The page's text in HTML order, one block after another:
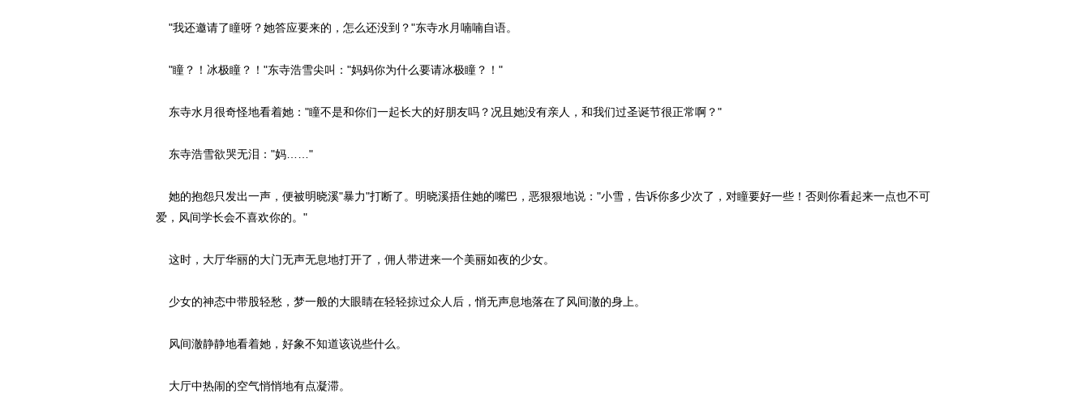
"我还邀请了瞳呀？她答应要来的，怎么还没到？"东寺水月喃喃自语。
"瞳？！冰极瞳？！"东寺浩雪尖叫："妈妈你为什么要请冰极瞳？！"
东寺水月很奇怪地看着她："瞳不是和你们一起长大的好朋友吗？况且她没有亲人，和我们过圣诞节很正常啊？"
东寺浩雪欲哭无泪："妈……"
她的抱怨只发出一声，便被明晓溪"暴力"打断了。明晓溪捂住她的嘴巴，恶狠狠地说："小雪，告诉你多少次了，对瞳要好一些！否则你看起来一点也不可
爱，风间学长会不喜欢你的。"
这时，大厅华丽的大门无声无息地打开了，佣人带进来一个美丽如夜的少女。
少女的神态中带股轻愁，梦一般的大眼睛在轻轻掠过众人后，悄无声息地落在了风间澈的身上。
风间澈静静地看着她，好象不知道该说些什么。
大厅中热闹的空气悄悄地有点凝滞。